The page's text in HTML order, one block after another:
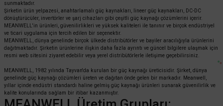
sunmaktadır.
Şirketin ürün yelpazesi, anahtarlamalı güç kaynakları, lineer güç kaynakları, DC-DC
dönüştürücüler, invertörler ve şarj cihazları gibi çeşitli güç kaynağı çözümlerini içerir.
MEANWELL'in ürünleri, güvenilirlikleri ve yüksek kaliteleri ile tanınır ve birçok endüstriyel
ve ticari uygulama için tercih edilen bir seçenektir.
MEANWELL, dünya genelinde birçok ülkede distribütörler ve bayiler aracılığıyla ürünlerini
dağıtmaktadır. Şirketin ürünlerine ilişkin daha fazla ayrıntı ve güncel bilgilere ulaşmak için
resmi web sitesini ziyaret edebilir veya yerel distribütörlerle iletişime geçebilirsiniz.
MEANWELL, 1982 yılında Tayvan'da kurulan bir güç kaynağı üreticisidir. Şirket, dünya
genelinde güç kaynağı çözümleri üreten ve dağıtan önde gelen bir markadır. Meanwell,
yıllar içinde endüstri standardı haline gelmiş güç kaynağı ürünleri sunarak güvenilirlik ve
kalite konularında sağlam bir itibar kazanmıştır.